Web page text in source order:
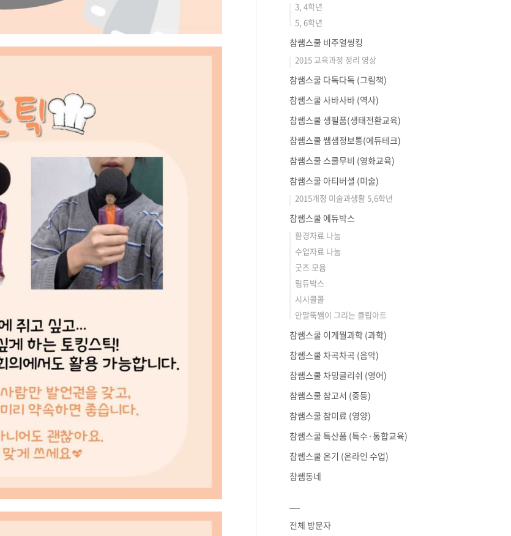
3, 4학년
5, 6학년
참쌤스쿨 비주얼씽킹
2015 교육과정 정리 영상
참쌤스쿨 다독다독 (그림책)
참쌤스쿨 사바사바 (역사)
참쌤스쿨 생필품(생태전환교육)
참쌤스쿨 쌤샘정보통(에듀테크)
참쌤스쿨 스쿨무비 (영화교육)
참쌤스쿨 아티버셜 (미술)
2015개정 미술과생활 5,6학년
참쌤스쿨 에듀박스
환경자료 나눔
수업자료 나눔
굿즈 모음
림듀박스
시시콜콜
안말뚝쌤이 그리는 클립아트
참쌤스쿨 이게뭘과학 (과학)
참쌤스쿨 차곡차곡 (음악)
참쌤스쿨 차밍글리쉬 (영어)
참쌤스쿨 참고서 (중등)
참쌤스쿨 참미료 (영양)
참쌤스쿨 특산품 (특수·통합교육)
참쌤스쿨 온기 (온라인 수업)
참쌤동네
전체 방문자